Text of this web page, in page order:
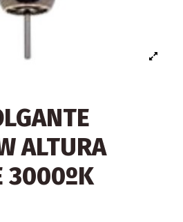
ALTURA
3000ºK